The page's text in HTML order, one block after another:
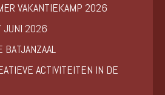
VAKANTIEKAMP 2026
JUNI 2026
BATJANZAAL
ACTIVITEITEN IN DE